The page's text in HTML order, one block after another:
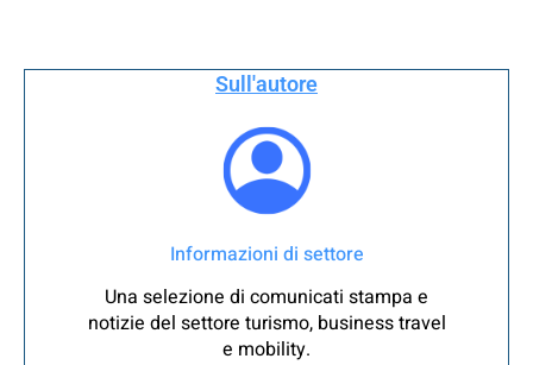
Sull'autore
Informazioni di settore
Una selezione di comunicati stampa e
notizie del settore turismo, business travel
e mobility.